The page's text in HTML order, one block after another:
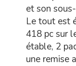
et son
Le tout est
418 pc sur
étable, 2
une remise